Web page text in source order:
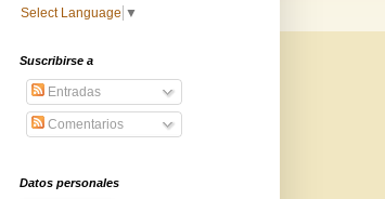
Select Language ▼
Suscribirse a
Entradas
Comentarios
Datos personales